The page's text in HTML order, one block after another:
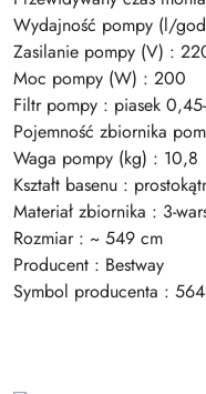
Wydajność pompy (l/
Zasilanie pompy (V) :
Moc pompy (W) : 200
Filtr pompy : piasek
Pojemność zbiornika
Waga pompy (kg) : 10,8
Kształt basenu :
Materiał zbiornika : 3-
Rozmiar : ~ 549 cm
Producent : Bestway
Symbol producenta :